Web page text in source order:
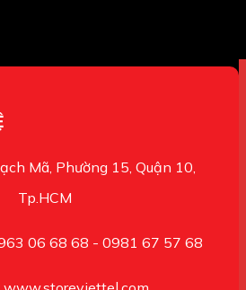
Mã, Phường 15, Quận 10,
Tp.HCM
06 68 68 - 0981 67 57 68